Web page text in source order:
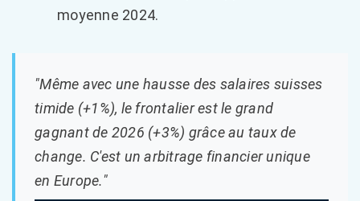
moyenne 2024.
"Même avec une hausse des salaires suisses
timide (+1%), le frontalier est le grand
gagnant de 2026 (+3%) grâce au taux de
change. C'est un arbitrage financier unique
en Europe."